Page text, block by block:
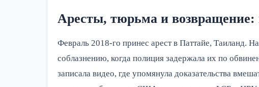
Аресты, тюрьма и
Февраль 2018-го принес арест в Паттайе, Таиланд.
соблазнению, когда полиция задержала их по
записала видео, где упомянула доказательства